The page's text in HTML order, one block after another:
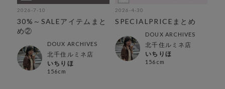
2026-7-10
30%～SALEアイテムまと
め②
DOUX ARCHIVES
北千住ルミネ店
いちりほ
156cm
2026-4-30
SPECIALPRICEまとめ
DOUX ARCHIVES
北千住ルミネ店
いちりほ
156cm